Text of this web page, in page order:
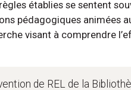
établies se sentent
pédagogiques animées
visant à comprendre
de REL de la